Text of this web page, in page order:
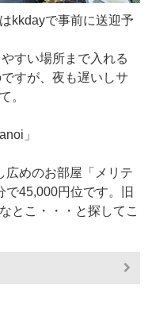
kkdayで事前に送迎予
すい場所まで入れる
すが、夜も遅いしサ
。
」
広めのお部屋「メリテ
で45,000円位です。旧
とこ・・・と探してこ